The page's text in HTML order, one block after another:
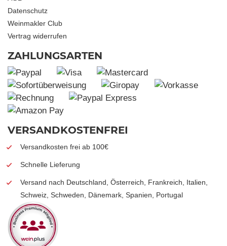
Datenschutz
Weinmakler Club
Vertrag widerrufen
ZAHLUNGSARTEN
VERSANDKOSTENFREI
Versandkosten frei ab 100€
Schnelle Lieferung
Versand nach Deutschland, Österreich, Frankreich, Italien,
Schweiz, Schweden, Dänemark, Spanien, Portugal